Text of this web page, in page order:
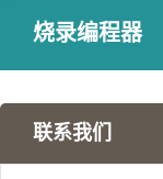
烧录编程器
联系我们